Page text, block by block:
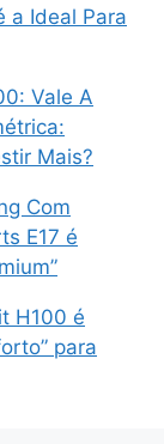
a Ideal Para
Vale A
Mais?
Com
E17 é
H100 é
para